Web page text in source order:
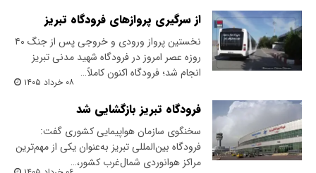
از سرگیری پروازهای فرودگاه تبریز
نخستین پرواز ورودی و خروجی پس از جنگ ۴۰
روزه عصر امروز در فرودگاه شهید مدنی تبریز
انجام شد؛ فرودگاه اکنون کاملاً…
۰۸ خرداد ۱۴۰۵
فرودگاه تبریز بازگشایی شد
سخنگوی سازمان هواپیمایی کشوری گفت:
فرودگاه بین‌المللی تبریز به‌عنوان یکی از مهم‌ترین
مراکز هوانوردی شمال‌غرب کشور،…